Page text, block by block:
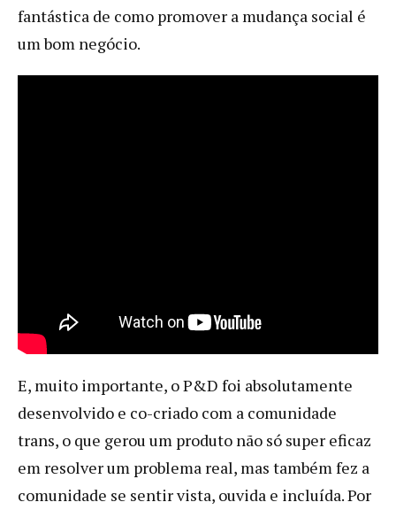
fantástica de como promover a mudança social é
um bom negócio.
E, muito importante, o P&D foi absolutamente
desenvolvido e co-criado com a comunidade
trans, o que gerou um produto não só super eficaz
em resolver um problema real, mas também fez a
comunidade se sentir vista, ouvida e incluída. Por